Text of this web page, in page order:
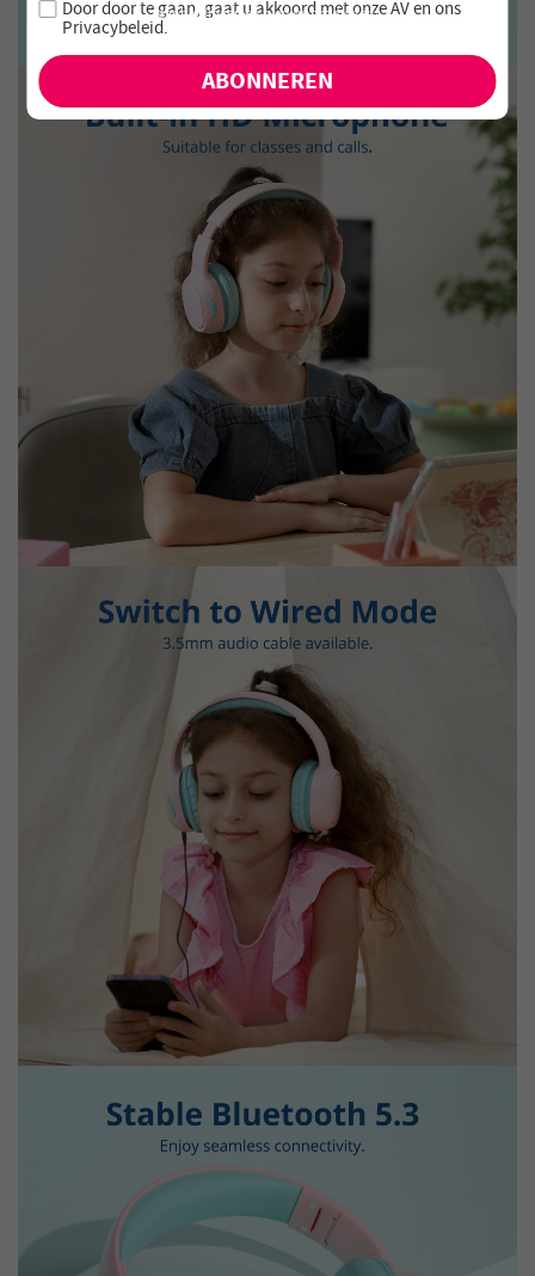
aanbiedingen en nieuwe producten!
Door door te gaan, gaat u akkoord met onzeAV enons
Privacybeleid.